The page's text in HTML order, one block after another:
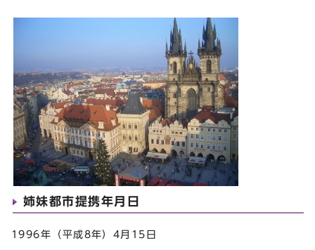
姉妹都市提携年月日
1996年（平成8年）4月15日